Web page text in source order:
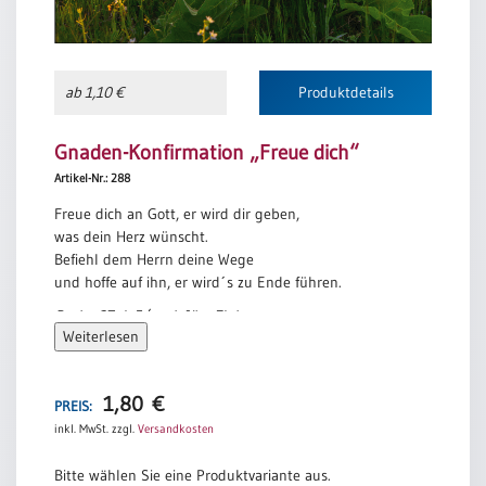
Eheschliessung
neutrale
Abendmahlszulassung
Kirchen(wieder)eintritt
PC-
Urkunden
Neuerscheinungen
ab 1,10 € Produktdetails
Gnaden-Konfirmation „Freue dich“
Artikel-Nr.: 288
Freue dich an Gott, er wird dir geben,
was dein Herz wünscht.
Befiehl dem Herrn deine Wege
und hoffe auf ihn, er wird´s zu Ende führen.
Psalm 37, 4-5/nach Jörg Zink
Weiterlesen
PREIS: 1,80 €
inkl. MwSt. zzgl. Versandkosten
Bitte wählen Sie eine Produktvariante aus.